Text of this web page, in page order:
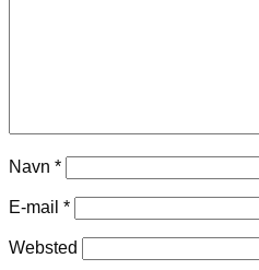
Navn *
E-mail *
Websted